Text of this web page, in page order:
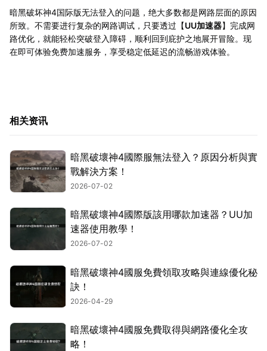
暗黑破坏神4国际版无法登入的问题，绝大多数都是网路层面的原因
所致。不需要进行复杂的网路调试，只要透过【UU加速器】完成网
路优化，就能轻松突破登入障碍，顺利回到庇护之地展开冒险。现
在即可体验免费加速服务，享受稳定低延迟的流畅游戏体验。
相关资讯
暗黑破壞神4國際服無法登入？原因分析與實
戰解決方案！
2026-07-02
暗黑破壞神4國際版該用哪款加速器？UU加
速器使用教學！
2026-07-02
暗黑破壞神4國服免費領取攻略與連線優化秘
訣！
2026-04-29
暗黑破壞神4國服免費取得與網路優化全攻
略！